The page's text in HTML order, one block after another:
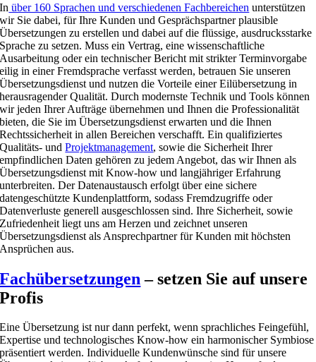
In über 160 Sprachen und verschiedenen Fachbereichen unterstützen
wir Sie dabei, für Ihre Kunden und Gesprächspartner plausible
Übersetzungen zu erstellen und dabei auf die flüssige, ausdrucksstarke
Sprache zu setzen. Muss ein Vertrag, eine wissenschaftliche
Ausarbeitung oder ein technischer Bericht mit strikter Terminvorgabe
eilig in einer Fremdsprache verfasst werden, betrauen Sie unseren
Übersetzungsdienst und nutzen die Vorteile einer Eilübersetzung in
herausragender Qualität. Durch modernste Technik und Tools können
wir jeden Ihrer Aufträge übernehmen und Ihnen die Professionalität
bieten, die Sie im Übersetzungsdienst erwarten und die Ihnen
Rechtssicherheit in allen Bereichen verschafft. Ein qualifiziertes
Qualitäts- undProjektmanagement, sowie die Sicherheit Ihrer
empfindlichen Daten gehören zu jedem Angebot, das wir Ihnen als
Übersetzungsdienst mit Know-how und langjähriger Erfahrung
unterbreiten. Der Datenaustausch erfolgt über eine sichere
datengeschützte Kundenplattform, sodass Fremdzugriffe oder
Datenverluste generell ausgeschlossen sind. Ihre Sicherheit, sowie
Zufriedenheit liegt uns am Herzen und zeichnet unseren
Übersetzungsdienst als Ansprechpartner für Kunden mit höchsten
Ansprüchen aus.
Fachübersetzungen – setzen Sie auf unsere
Profis
Eine Übersetzung ist nur dann perfekt, wenn sprachliches Feingefühl,
Expertise und technologisches Know-how ein harmonischer Symbiose
präsentiert werden. Individuelle Kundenwünsche sind für unsere